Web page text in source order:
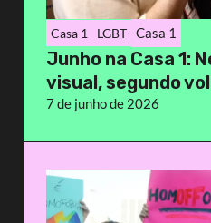
Casa 1 LGBT Casa 1
Junho na Casa 1:
visual, segundo
7 de junho de 2026